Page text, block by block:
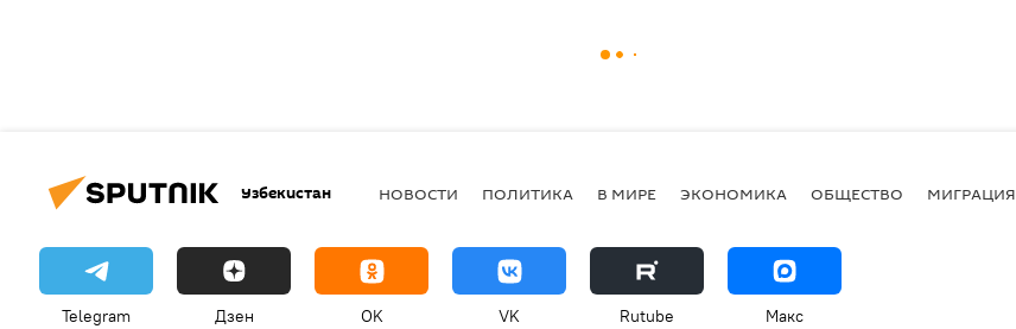
Узбекистан НОВОСТИ ПОЛИТИКА В МИРЕ ЭКОНОМИКА ОБЩЕСТВО МИГРАЦИЯ
Telegram Дзен OK VK Rutube Макс